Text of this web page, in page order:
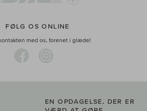
FØLG OS ONLINE
med os, forenet i glæde!
EN OPDAGELSE, DER ER